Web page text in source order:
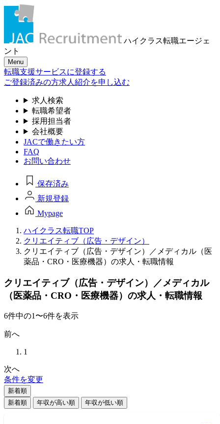
ハイクラス転職エージェ
ント
Menu
転職支援サービスに登録する
ご登録済みの方求人紹介を申し込む
求人検索
転職希望者
採用担当者
会社概要
JACで働きたい方
FAQ
お問い合わせ
保存済み
新規登録
Mypage
ハイクラス転職TOP
クリエイティブ（広告・デザイン）
クリエイティブ（広告・デザイン）／メディカル（医
薬品・CRO・医療機器）の求人・転職情報
クリエイティブ（広告・デザイン）／メディカル
（医薬品・CRO・医療機器）の求人・転職情報
6件中の1〜6件を表示
前へ
1
次へ
条件を変更
新着順
新着順
年収が高い順 年収が低い順